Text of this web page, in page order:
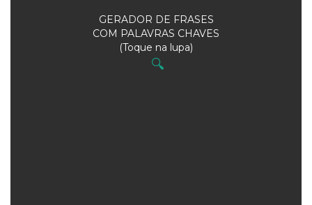
GERADOR DE FRASES
COM PALAVRAS CHAVES
(Toque na lupa)
🔍